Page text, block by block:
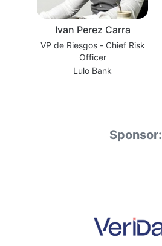
Ivan Perez Carra
VP de Riesgos - Chief Risk
Officer
Lulo Bank
Sponsor: